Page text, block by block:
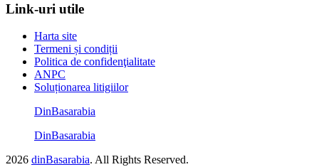
Link-uri utile
Harta site
Termeni și condiții
Politica de confidenţialitate
ANPC
Soluționarea litigiilor
DinBasarabia
DinBasarabia
2026 dinBasarabia. All Rights Reserved.